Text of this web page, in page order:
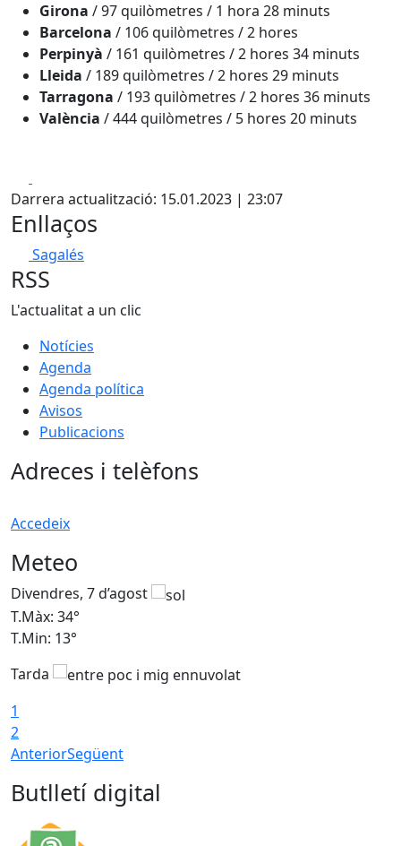
Girona / 97 quilòmetres / 1 hora 28 minuts
Barcelona / 106 quilòmetres / 2 hores
Perpinyà / 161 quilòmetres / 2 hores 34 minuts
Lleida / 189 quilòmetres / 2 hores 29 minuts
Tarragona / 193 quilòmetres / 2 hores 36 minuts
València / 444 quilòmetres / 5 hores 20 minuts
Darrera actualització: 15.01.2023 | 23:07
Enllaços
Sagalés
RSS
L'actualitat a un clic
Notícies
Agenda
Agenda política
Avisos
Publicacions
Adreces i telèfons
Accedeix
Meteo
Divendres, 7 d’agost
T.Màx: 34°
T.Min: 13°
Tarda
1
2
AnteriorSegüent
Butlletí digital